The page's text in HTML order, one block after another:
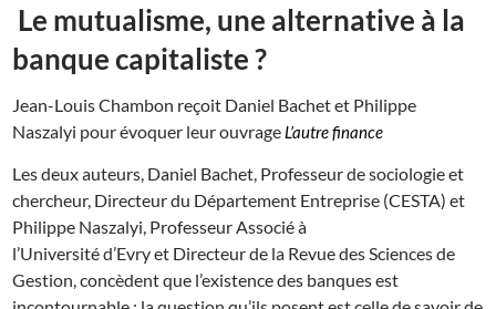
Le mutualisme, une alternative à la
banque capitaliste ?
Jean-Louis Chambon reçoit Daniel Bachet et Philippe
Naszalyi pour évoquer leur ouvrage L’autre finance
Les deux auteurs, Daniel Bachet, Professeur de sociologie et
chercheur, Directeur du Département Entreprise (CESTA) et
Philippe Naszalyi, Professeur Associé à
l’Université d’Evry et Directeur de la Revue des Sciences de
Gestion, concèdent que l’existence des banques est